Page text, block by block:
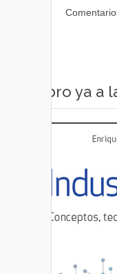
Libro ya a